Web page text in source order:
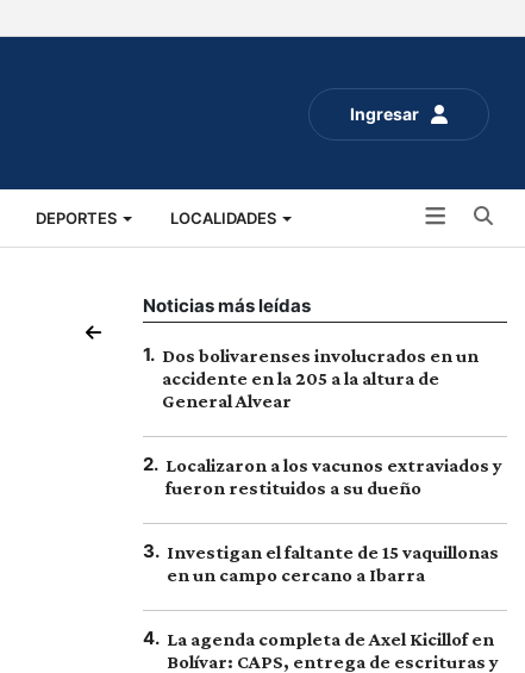
Ingresar
DEPORTES LOCALIDADES
Noticias más leídas
1. Dos bolivarenses involucrados en un
accidente en la 205 a la altura de
General Alvear
2. Localizaron a los vacunos extraviados y
fueron restituidos a su dueño
3. Investigan el faltante de 15 vaquillonas
en un campo cercano a Ibarra
4. La agenda completa de Axel Kicillof en
Bolívar: CAPS, entrega de escrituras y